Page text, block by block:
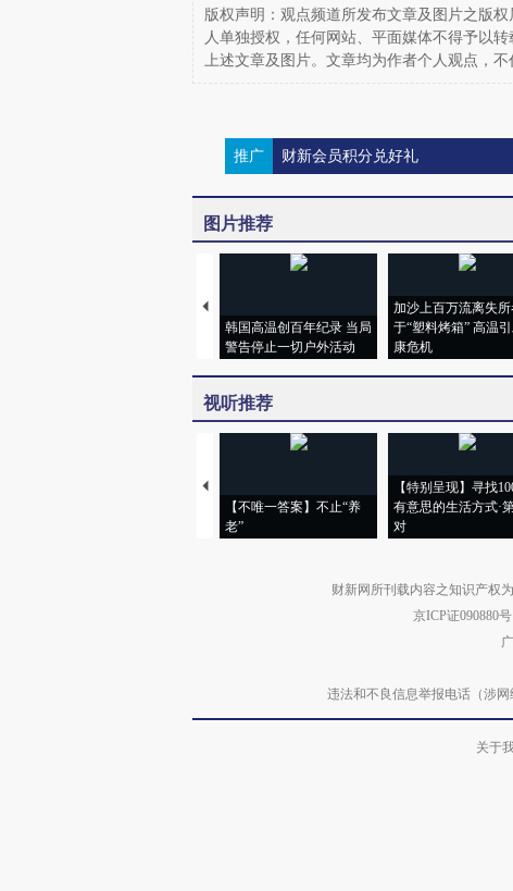
版权声明：观点频道所发布文章及图片之版
人单独授权，任何网站、平面媒体不得予以
上述文章及图片。文章均为作者个人观点，不
推广 财新会员积分兑好礼
图片推荐
韩国高温创百年纪录 当局
警告停止一切户外活动
加沙上百万流离失所
于“塑料烤箱” 高温
康危机
视听推荐
【不唯一答案】不止“养
老”
【特别呈现】寻找
有意思的生活方式·
对
财新网所刊载内容之知识产权
京ICP证090880号
违法和不良信息举报电话（涉网
关于